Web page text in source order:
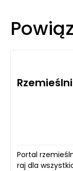
Portal
raj dla